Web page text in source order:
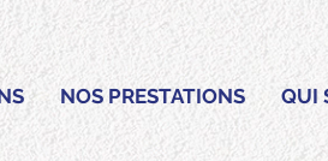
NOS PRESTATIONS QUI